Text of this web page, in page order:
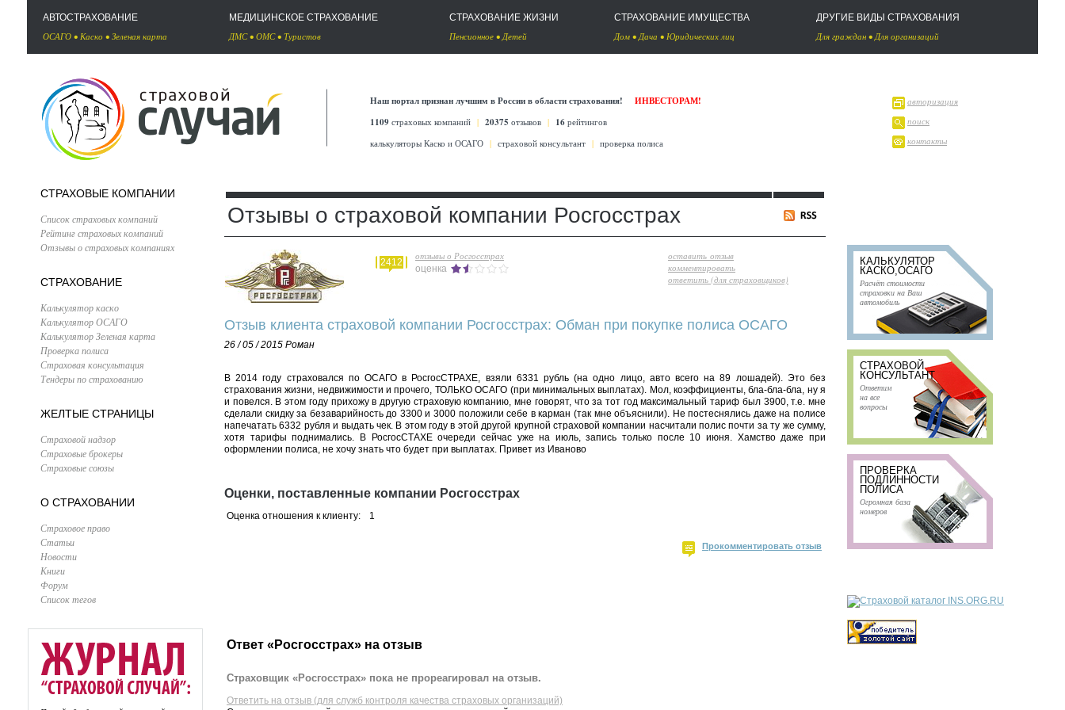
АВТОСТРАХОВАНИЕ
ОСАГО • Каско • Зеленая карта
МЕДИЦИНСКОЕ СТРАХОВАНИЕ
ДМС• ОМС• Туристов
СТРАХОВАНИЕ ЖИЗНИ
Пенсионное •Детей
СТРАХОВАНИЕ ИМУЩЕСТВА
Дом •Дача • Юридических лиц
ДРУГИЕ ВИДЫ СТРАХОВАНИЯ
Для граждан •Для организаций
Наш портал признан лучшим в России в области страхования!
ИНВЕСТОРАМ!
1109 страховых компаний | 20375 отзывов | 16 рейтингов
калькуляторы Каско и ОСАГО | страховой консультант | проверка полиса
авторизация
поиск
контакты
СТРАХОВЫЕ КОМПАНИИ
Список страховых компаний
Рейтинг страховых компаний
Отзывы о страховых компаниях
СТРАХОВАНИЕ
Калькулятор каско
Калькулятор ОСАГО
Калькулятор Зеленая карта
Проверка полиса
Страховая консультация
Тендеры по страхованию
ЖЕЛТЫЕ СТРАНИЦЫ
Страховой надзор
Страховые брокеры
Страховые союзы
О СТРАХОВАНИИ
Страховое право
Статьи
Новости
Книги
Форум
Список тегов
Отзывы о страховой компании Росгосстрах
2412
отзывы о Росгосстрах
оценка
оставить отзыв
комментировать
ответить (для страховщиков)
Отзыв клиента страховой компании Росгосстрах: Обман при покупке полиса ОСАГО
26 / 05 / 2015 Роман
В 2014 году страховался по ОСАГО в РосгосСТРАХЕ, взяли 6331 рубль (на одно лицо, авто всего на 89 лошадей). Это без
страхования жизни, недвижимости и прочего, ТОЛЬКО ОСАГО (при минимальных выплатах). Мол, коэффициенты, бла-бла-бла, ну я
и повелся. В этом году прихожу в другую страховую компанию, мне говорят, что за тот год максимальный тариф был 3900, т.е. мне
сделали скидку за безаварийность до 3300 и 3000 положили себе в карман (так мне объяснили). Не постеснялись даже на полисе
напечатать 6332 рубля и выдать чек. В этом году в этой другой крупной страховой компании насчитали полис почти за ту же сумму,
хотя тарифы поднимались. В РосгосСТАХЕ очереди сейчас уже на июль, запись только после 10 июня. Хамство даже при
оформлении полиса, не хочу знать что будет при выплатах. Привет из Иваново
Оценки, поставленные компании Росгосстрах
Оценка отношения к клиенту: 1
Прокомментировать отзыв
Ответ «Росгосстрах» на отзыв
Страховщик «Росгосстрах» пока не прореагировал на отзыв.
Ответить на отзыв (для служб контроля качества страховых организаций)
КАЛЬКУЛЯТОР
КАСКО,ОСАГО
Расчёт стоимости
страховки на Ваш
автомобиль
СТРАХОВОЙ
КОНСУЛЬТАНТ
Ответим
на все
вопросы
ПРОВЕРКА
ПОДЛИННОСТИ
ПОЛИСА
Огромная база
номеров